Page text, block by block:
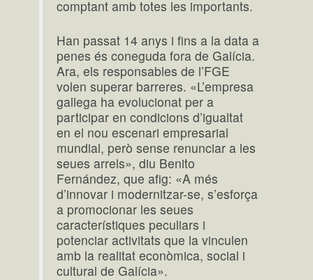
comptant amb totes les importants.
Han passat 14 anys i fins a la data a
penes és coneguda fora de Galícia.
Ara, els responsables de l’FGE
volen superar barreres. «L’empresa
gallega ha evolucionat per a
participar en condicions d’igualtat
en el nou escenari empresarial
mundial, però sense renunciar a les
seues arrels», diu Benito
Fernández, que afig: «A més
d’innovar i modernitzar-se, s’esforça
a promocionar les seues
característiques peculiars i
potenciar activitats que la vinculen
amb la realitat econòmica, social i
cultural de Galícia».